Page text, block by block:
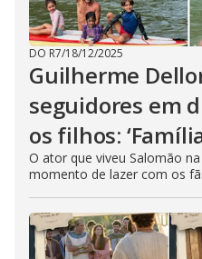
DO R7/18/12/2025
Guilherme
seguidores em
os filhos:
O ator que viveu Salomão
momento de lazer com os